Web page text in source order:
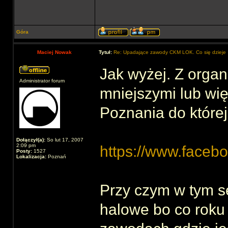
Góra
Maciej Nowak Tytuł: Re: Upadające zawody CKM LOK. Co się dzieje
Administrator forum
Dołączył(a): So lut 17, 2007
2:09 pm
Posty: 1527
Lokalizacja: Poznań
Jak wyżej. Z
mniejszymi lub
Poznania do
https://
Przy czym w tym
halowe bo co